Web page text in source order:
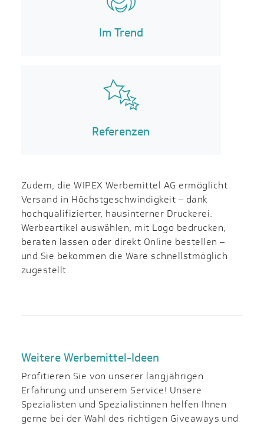
Im Trend
Referenzen
Zudem, die WIPEX Werbemittel AG ermöglicht
Versand in Höchst­geschwin­digkeit – dank
hochqualifizierter, haus­interner Druckerei.
Werbeartikel auswählen, mit Logo bedrucken,
beraten lassen oder direkt Online bestellen –
und Sie bekommen die Ware schnellstmöglich
zugestellt.
Weitere Werbemittel-Ideen
Profitieren Sie von unserer langjährigen
Erfahrung und unserem Service! Unsere
Spezialisten und Spezialistinnen helfen Ihnen
gerne bei der Wahl des richtigen Giveaways und